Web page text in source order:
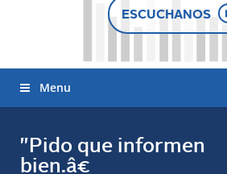
ESCUCHANOS
Menu
"Pido que informen
bien.â€